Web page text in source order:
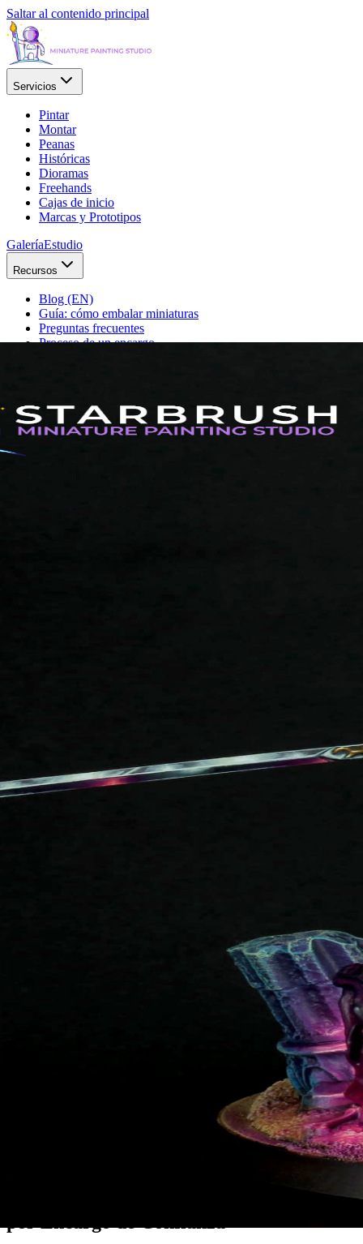
Saltar al contenido principal
Servicios
Pintar
Montar
Peanas
Históricas
Dioramas
Freehands
Cajas de inicio
Marcas y Prototipos
GaleríaEstudio
Recursos
Blog (EN)
Guía: cómo embalar miniaturas
Preguntas frecuentes
Proceso de un encargo